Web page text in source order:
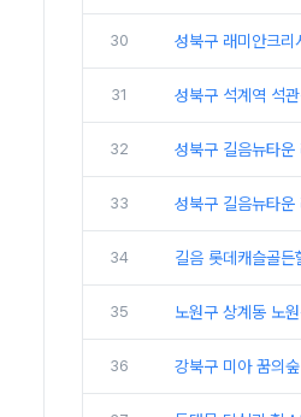
30 성북구 래미안크
31 성북구 석계역 석
32 성북구 길음뉴타
33 성북구 길음뉴타
34 길음 롯데캐슬골
35 노원구 상계동 노
36 강북구 미아 꿈의